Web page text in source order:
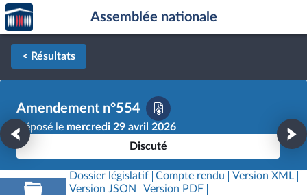
Aller au contenu
Aller en bas de la page
Accèder
à la
page
d'accueil
Assemblée nationale
< Résultats
Amendement n°554
Déposé le mercredi 29 avril 2026
Discuté
Dossier législatif Compte rendu
Version XML
Version JSON
Version PDF